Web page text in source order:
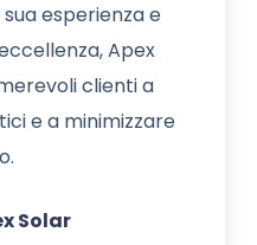
esperienza e
Apex
clienti a
e a minimizzare
Solar